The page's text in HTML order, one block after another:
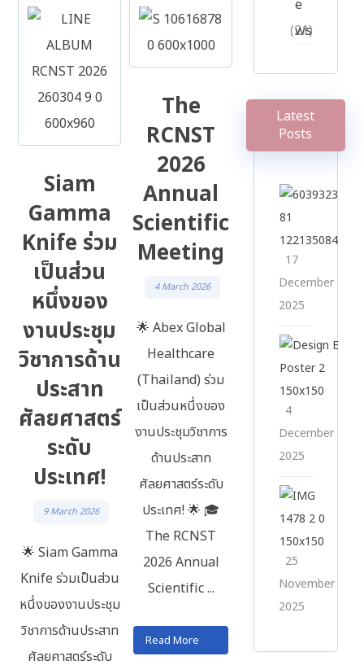
Siam
Gamma
Knife ร่วม
เป็นส่วน
หนึ่งของ
งานประชุม
วิชาการด้าน
ประสาท
ศัลยศาสตร์
ระดับ
ประเทศ!
9 March 2026
🌟 Siam Gamma
Knife ร่วมเป็นส่วน
หนึ่งของงานประชุม
วิชาการด้านประสาท
ศัลยศาสตร์ระดับ
The
RCNST
2026
Annual
Scientific
Meeting
4 March 2026
🌟 Abex Global
Healthcare
(Thailand) ร่วม
เป็นส่วนหนึ่งของ
งานประชุมวิชาการ
ด้านประสาท
ศัลยศาสตร์ระดับ
ประเทศ! 🌟 🎓
The RCNST
2026 Annual
Scientific ...
Read More
e
ws
(21)
Latest
Posts
17
December
2025
4
December
2025
25
November
2025